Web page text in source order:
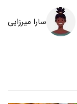
سارا میرزایی